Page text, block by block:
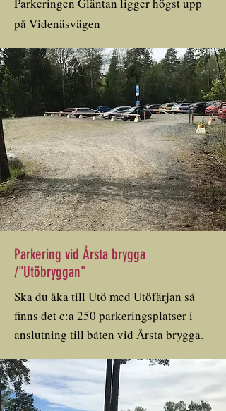
på Videnäsvägen
Parkering vid Årsta brygga
/"Utöbryggan"
Ska du åka till Utö med Utöfärjan så
finns det c:a 250 parkeringsplatser i
anslutning till båten vid Årsta brygga.